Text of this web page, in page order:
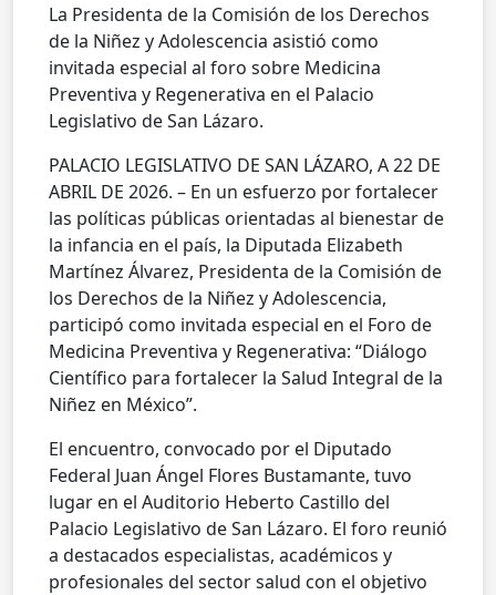
La Presidenta de la Comisión de los Derechos
de la Niñez y Adolescencia asistió como
invitada especial al foro sobre Medicina
Preventiva y Regenerativa en el Palacio
Legislativo de San Lázaro.
PALACIO LEGISLATIVO DE SAN LÁZARO, A 22 DE
ABRIL DE 2026. – En un esfuerzo por fortalecer
las políticas públicas orientadas al bienestar de
la infancia en el país, la Diputada Elizabeth
Martínez Álvarez, Presidenta de la Comisión de
los Derechos de la Niñez y Adolescencia,
participó como invitada especial en el Foro de
Medicina Preventiva y Regenerativa: “Diálogo
Científico para fortalecer la Salud Integral de la
Niñez en México”.
El encuentro, convocado por el Diputado
Federal Juan Ángel Flores Bustamante, tuvo
lugar en el Auditorio Heberto Castillo del
Palacio Legislativo de San Lázaro. El foro reunió
a destacados especialistas, académicos y
profesionales del sector salud con el objetivo